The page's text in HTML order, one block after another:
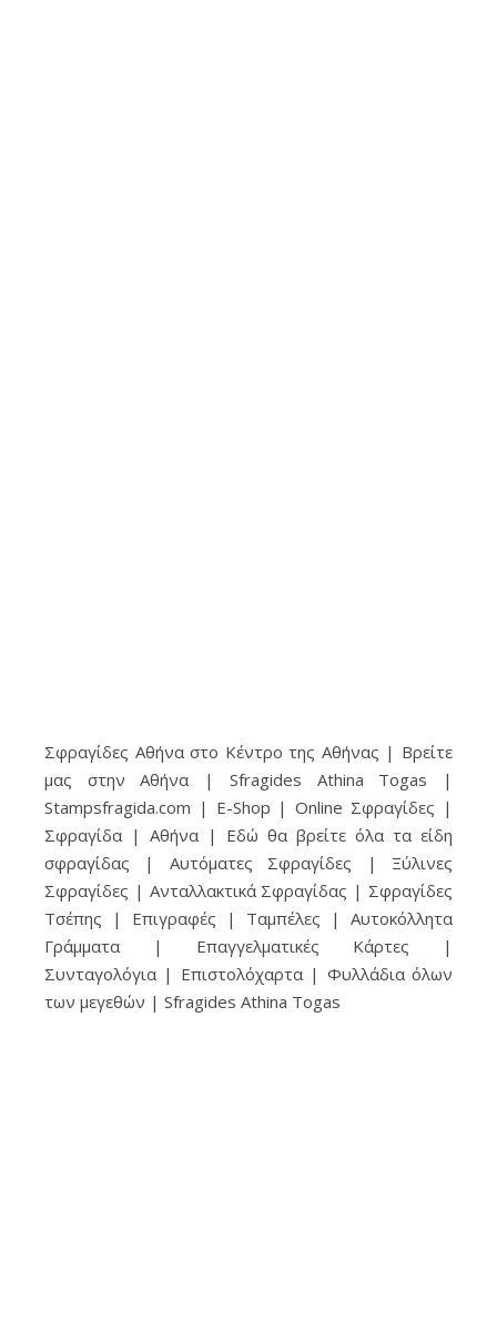
Σφραγίδες Αθήνα στο Κέντρο της Αθήνας | Βρείτε
μας στην Αθήνα | Sfragides Athina Togas |
Stampsfragida.com | E-Shop | Online Σφραγίδες |
Σφραγίδα | Αθήνα | Εδώ θα βρείτε όλα τα είδη
σφραγίδας | Αυτόματες Σφραγίδες | Ξύλινες
Σφραγίδες | Ανταλλακτικά Σφραγίδας | Σφραγίδες
Τσέπης | Επιγραφές | Ταμπέλες | Αυτοκόλλητα
Γράμματα | Επαγγελματικές Κάρτες |
Συνταγολόγια | Επιστολόχαρτα | Φυλλάδια όλων
των μεγεθών | Sfragides Athina Togas